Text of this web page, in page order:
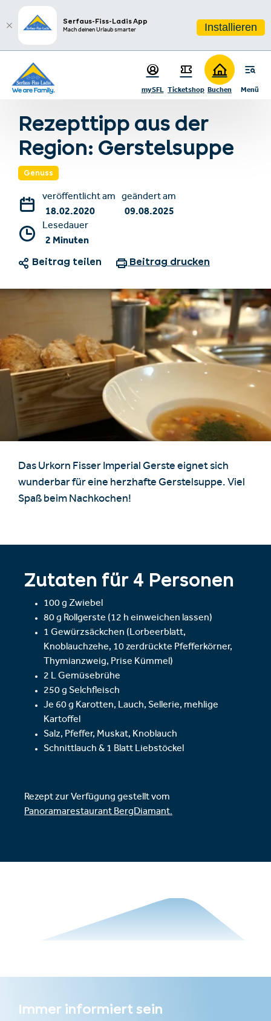
Serfaus-Fiss-Ladis App
Mach deinen Urlaub smarter Installieren
Zum Hauptinhalt springen
Zum Inhaltsverzeichnis springen
Zur Hauptnavigation springen
sr.table-of-contents
Zutaten für 4 Personen
Menü
mySFL Ticketshop Buchen
Unterkünfte finden
Ticket- &
Gutscheinshop
Deutsch
+43/5476/6239
Zurück zur Blogübersicht
Rezepttipp aus der
Region: Gerstelsuppe
Genuss
veröffentlicht am
18.02.2020
geändert am
09.08.2025
Lesedauer
2 Minuten
Das Urkorn Fisser Imperial Gerste eignet sich
wunderbar für eine herzhafte Gerstelsuppe. Viel
Spaß beim Nachkochen!
Beitrag teilen Beitrag drucken
Zutaten für 4 Personen
100 g Zwiebel
80 g Rollgerste (12 h einweichen lassen)
1 Gewürzsäckchen (Lorbeerblatt,
Knoblauchzehe, 10 zerdrückte Pfefferkörner,
Thymianzweig, Prise Kümmel)
2 L Gemüsebrühe
250 g Selchfleisch
Je 60 g Karotten, Lauch, Sellerie, mehlige
Kartoffel
Salz, Pfeffer, Muskat, Knoblauch
Schnittlauch & 1 Blatt Liebstöckel
Rezept zur Verfügung gestellt vom
Panoramarestaurant BergDiamant.
Immer informiert sein